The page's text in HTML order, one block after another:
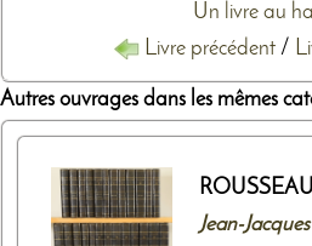
Un livre au
Livre précédent /
Autres ouvrages dans les mêmes
Jean-